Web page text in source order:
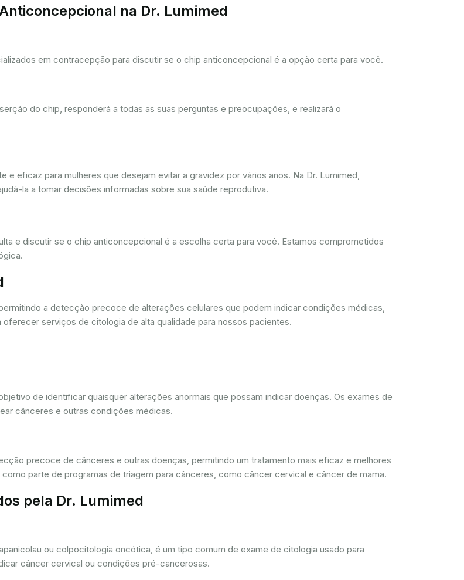
na Dr. Lumimed
em contracepção para discutir se o chip anticoncepcional é a opção certa para você.
do chip, responderá a todas as suas perguntas e preocupações, e realizará o
eficaz para mulheres que desejam evitar a gravidez por vários anos. Na Dr. Lumimed,
la a tomar decisões informadas sobre sua saúde reprodutiva.
e discutir se o chip anticoncepcional é a escolha certa para você. Estamos comprometidos
a detecção precoce de alterações celulares que podem indicar condições médicas,
serviços de citologia de alta qualidade para nossos pacientes.
de identificar quaisquer alterações anormais que possam indicar doenças. Os exames de
cânceres e outras condições médicas.
precoce de cânceres e outras doenças, permitindo um tratamento mais eficaz e melhores
parte de programas de triagem para cânceres, como câncer cervical e câncer de mama.
pela Dr. Lumimed
ou colpocitologia oncótica, é um tipo comum de exame de citologia usado para
câncer cervical ou condições pré-cancerosas.